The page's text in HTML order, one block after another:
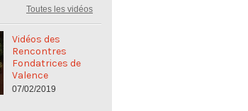
Toutes les vidéos
Vidéos des
Rencontres
Fondatrices de
Valence
07/02/2019